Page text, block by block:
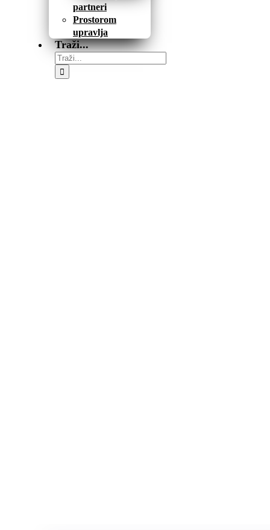
partneri
Prostorom
upravlja
Traži...